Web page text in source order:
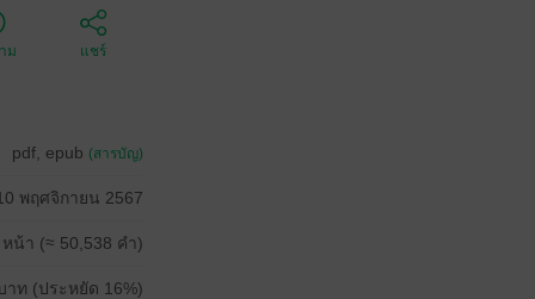
ม แชร์
pdf, epub (สารบัญ)
พฤศจิกายน 2567
น้า (≈ 50,538 คำ)
าท (ประหยัด 16%)